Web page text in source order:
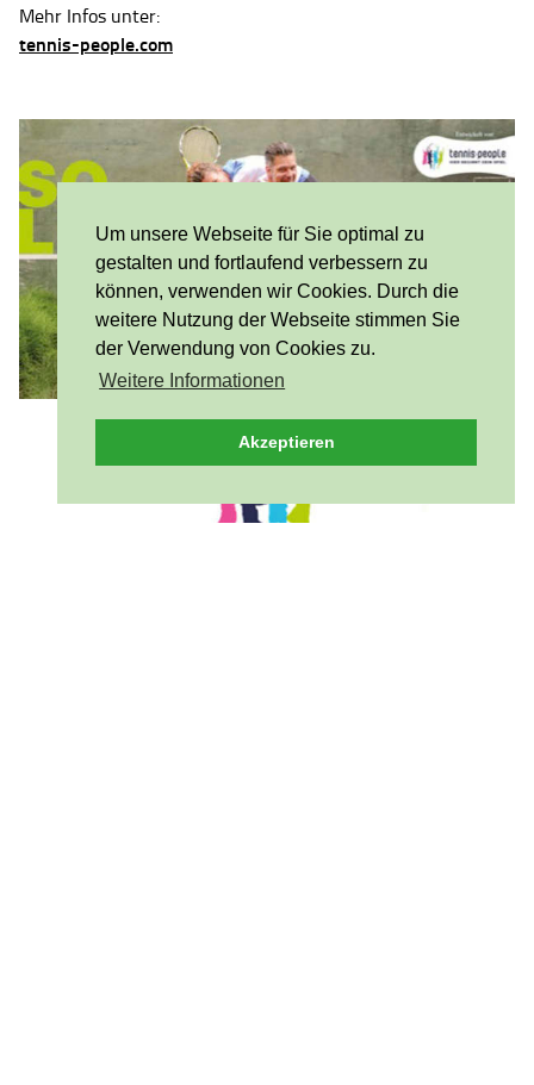
Um unsere Webseite für Sie optimal zu
gestalten und fortlaufend verbessern zu
können, verwenden wir Cookies. Durch die
weitere Nutzung der Webseite stimmen Sie
der Verwendung von Cookies zu.
Weitere Informationen
Akzeptieren
Mehr Infos unter:
tennis-people.com